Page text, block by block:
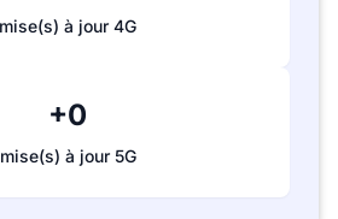
mise(s) à jour 4G
+0
mise(s) à jour 5G